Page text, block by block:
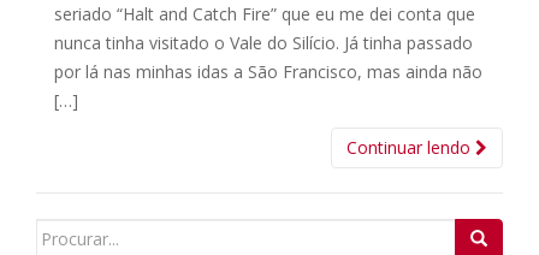
seriado “Halt and Catch Fire” que eu me dei conta que
nunca tinha visitado o Vale do Silício. Já tinha passado
por lá nas minhas idas a São Francisco, mas ainda não
[…]
Continuar lendo
Search